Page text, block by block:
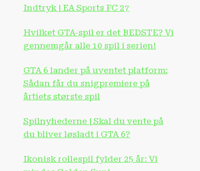
Indtryk | EA Sports FC 27
Hvilket GTA-spil er det BEDSTE? Vi
gennemgår alle 10 spil i serien!
GTA 6 lander på uventet platform:
Sådan får du snigpremiere på
årtiets største spil
Spilnyhederne | Skal du vente på
du bliver løsladt i GTA 6?
Ikonisk rollespil fylder 25 år: Vi